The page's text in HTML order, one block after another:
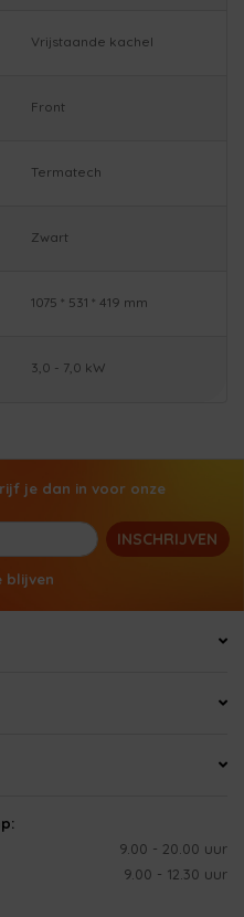
Vrijstaande kachel
Front
Termatech
Zwart
1075 * 531 * 419 mm
3,0 - 7,0 kW
je dan in voor onze
INSCHRIJVEN
blijven
9.00 - 20.00 uur
9.00 - 12.30 uur